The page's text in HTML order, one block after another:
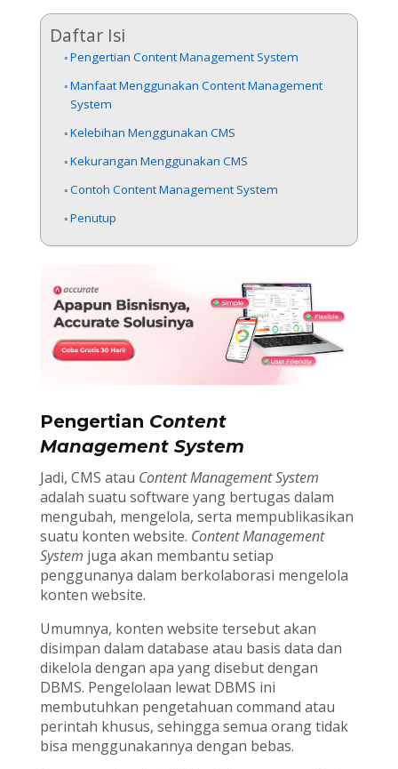
Daftar Isi
Pengertian Content Management System
Manfaat Menggunakan Content Management
System
Kelebihan Menggunakan CMS
Kekurangan Menggunakan CMS
Contoh Content Management System
Penutup
Pengertian Content
Management System
Jadi, CMS atau Content Management System
adalah suatu software yang bertugas dalam
mengubah, mengelola, serta mempublikasikan
suatu konten website. Content Management
System juga akan membantu setiap
penggunanya dalam berkolaborasi mengelola
konten website.
Umumnya, konten website tersebut akan
disimpan dalam database atau basis data dan
dikelola dengan apa yang disebut dengan
DBMS. Pengelolaan lewat DBMS ini
membutuhkan pengetahuan command atau
perintah khusus, sehingga semua orang tidak
bisa menggunakannya dengan bebas.